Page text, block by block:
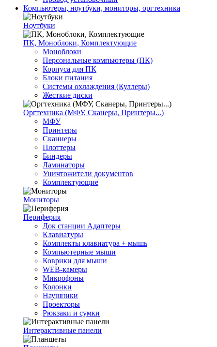
Компьютеры, ноутбуки, мониторы, оргтехника
Ноутбуки
ПК, Моноблоки, Комплектующие
Моноблоки
Персональные компьютеры (ПК)
Корпуса для ПК
Блоки питания
Системы охлаждения (Куллеры)
Жесткие диски
Оргтехника (МФУ, Сканеры, Принтеры...)
МФУ
Принтеры
Сканнеры
Плоттеры
Биндеры
Ламинаторы
Уничтожители документов
Комплектующие
Мониторы
Периферия
Док станции Адаптеры
Клавиатуры
Комплекты клавиатура + мышь
Компьютерные мыши
Коврики для мыши
WEB-камеры
Микрофоны
Колонки
Наушники
Проекторы
Рюкзаки и сумки
Интерактивные панели